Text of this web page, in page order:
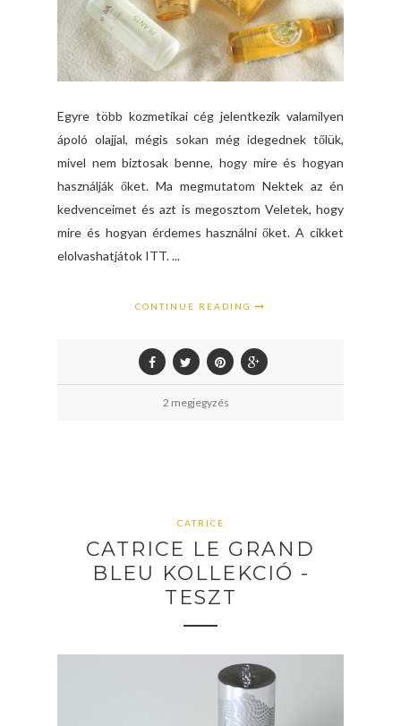
Egyre több kozmetikai cég jelentkezik valamilyen
ápoló olajjal, mégis sokan még idegednek tőlük,
mivel nem biztosak benne, hogy mire és hogyan
használják őket. Ma megmutatom Nektek az én
kedvenceimet és azt is megosztom Veletek, hogy
mire és hogyan érdemes használni őket. A cikket
elolvashatjátok ITT. ...
CONTINUE READING
2 megjegyzés
CATRICE
CATRICE LE GRAND
BLEU KOLLEKCIÓ -
TESZT